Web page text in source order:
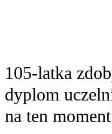
105-latka
dyplom
na ten